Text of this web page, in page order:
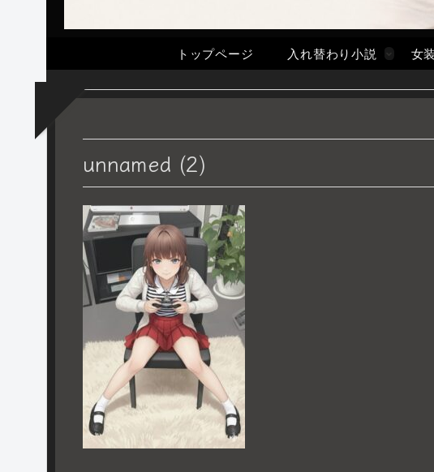
トップページ 入れ替わり小説 女
unnamed (2)